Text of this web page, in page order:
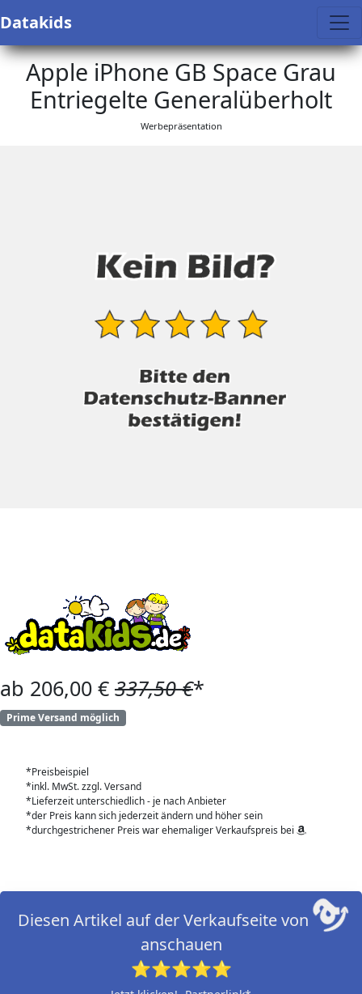
Datakids
Apple iPhone GB Space Grau
Entriegelte Generalüberholt
Werbepräsentation
ab 206,00 € 337,50 €*
Prime Versand möglich
*Preisbeispiel
*inkl. MwSt. zzgl. Versand
*Lieferzeit unterschiedlich - je nach Anbieter
*der Preis kann sich jederzeit ändern und höher sein
*durchgestrichener Preis war ehemaliger Verkaufspreis bei
Diesen Artikel auf der Verkaufseite von
anschauen
⭐⭐⭐⭐⭐